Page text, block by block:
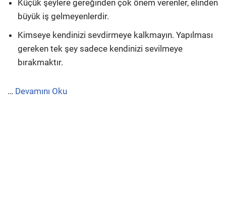
Küçük şeylere gereğinden çok önem verenler, elinden
büyük iş gelmeyenlerdir.
Kimseye kendinizi sevdirmeye kalkmayın. Yapılması
gereken tek şey sadece kendinizi sevilmeye
bırakmaktır.
… Devamını Oku